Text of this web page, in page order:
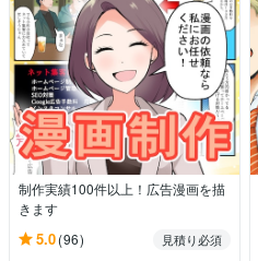
制作実績100件以上！広告漫画を描
きます
5.0(96)
見積り必須